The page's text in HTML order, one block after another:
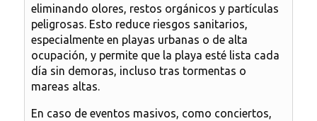
eliminando olores, restos orgánicos y partículas
peligrosas. Esto reduce riesgos sanitarios,
especialmente en playas urbanas o de alta
ocupación, y permite que la playa esté lista cada
día sin demoras, incluso tras tormentas o
mareas altas.
En caso de eventos masivos, como conciertos,